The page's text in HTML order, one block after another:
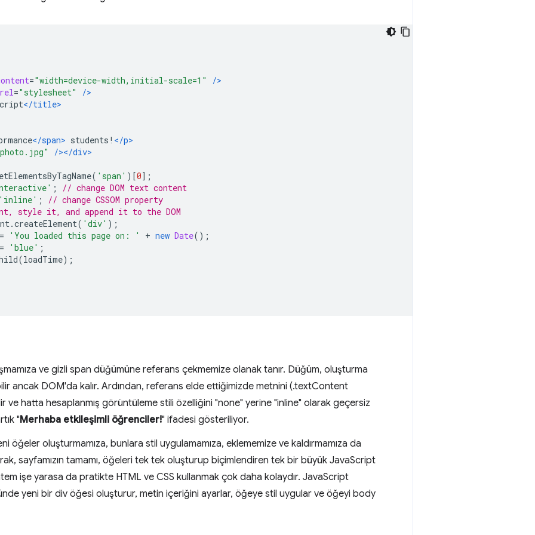
="width=device-width,initial-scale=1"
/>
rel="stylesheet"
/>
</title>
</span> students! </p>
photo.jpg"
/></div>
( 'span' )[0];
;
// change DOM text content
;
// change CSSOM property
style it, and append it to the DOM
.createElement( 'div' );
=
'You loaded this page on: ' + new Date();
=
'blue' ;
(loadTime);
ve gizli span düğümüne referans çekmemize olanak tanır. Düğüm, oluşturma
ancak DOM'da kalır. Ardından, referans elde ettiğimizde metnini (.textContent
ve hatta hesaplanmış görüntüleme stili özelliğini "none" yerine "inline" olarak geçersiz
"Merhaba etkileşimli öğrenciler!" ifadesi gösteriliyor.
öğeler oluşturmamıza, bunlara stil uygulamamıza, eklememize ve kaldırmamıza da
sayfamızın tamamı, öğeleri tek tek oluşturup biçimlendiren tek bir büyük JavaScript
işe yarasa da pratikte HTML ve CSS kullanmak çok daha kolaydır. JavaScript
yeni bir div öğesi oluşturur, metin içeriğini ayarlar, öğeye stil uygular ve öğeyi body